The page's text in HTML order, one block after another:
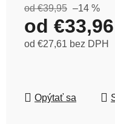
od €39,95 –14 %
od €33,96
od €27,61 bez DPH
Opýtať sa